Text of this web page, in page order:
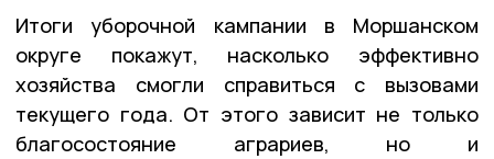
Итоги уборочной кампании в Моршанском
округе покажут, насколько эффективно
хозяйства смогли справиться с вызовами
текущего года. От этого зависит не только
благосостояние аграриев, но и